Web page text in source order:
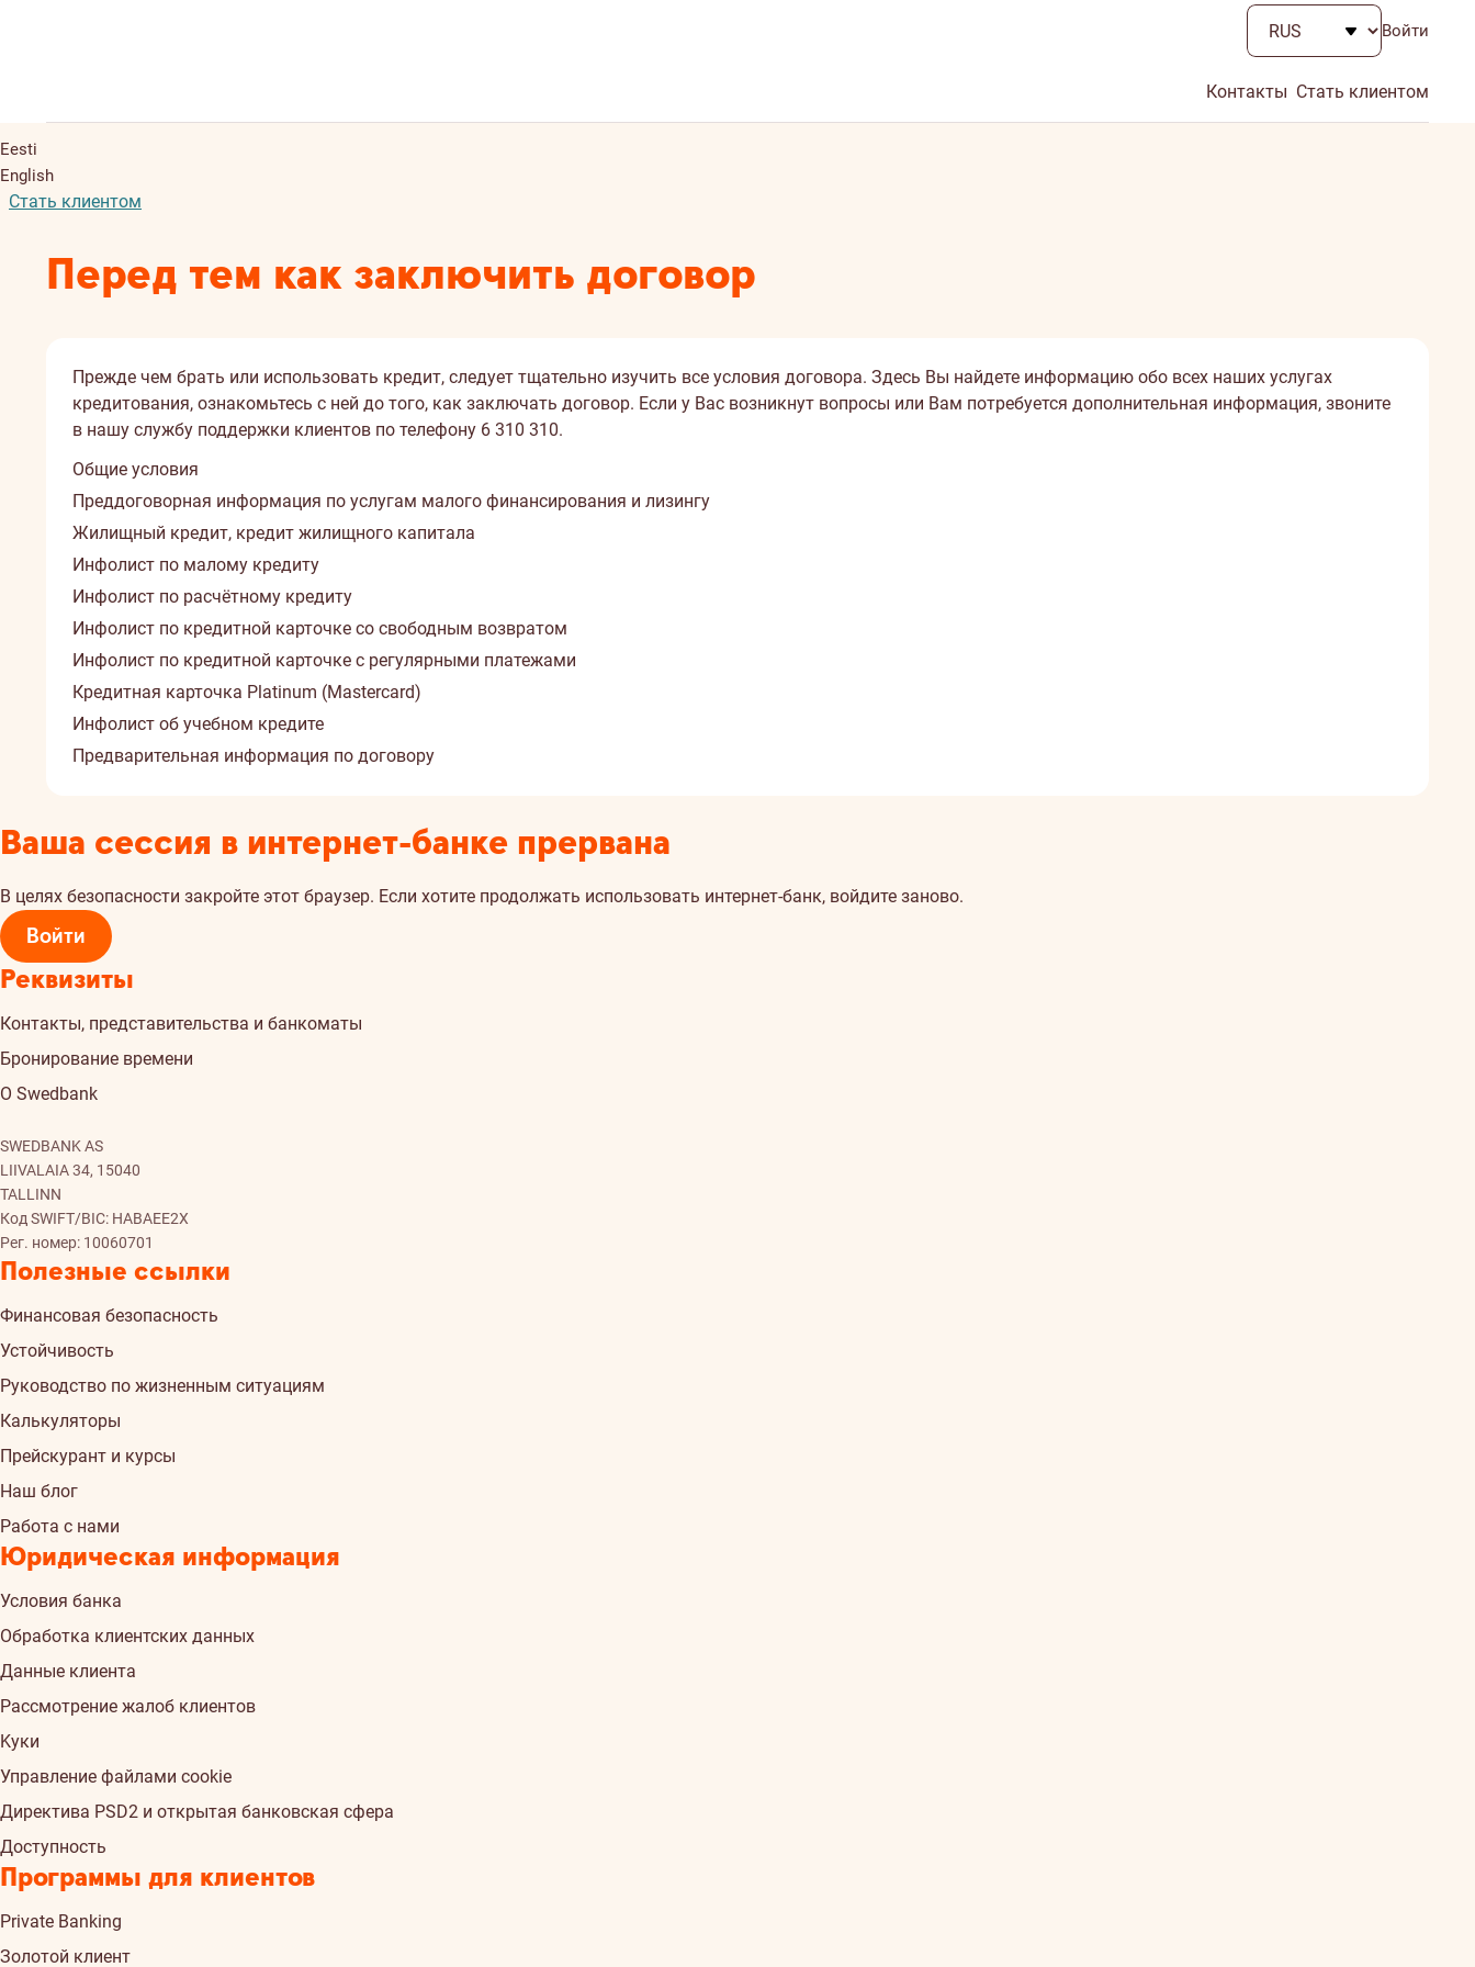
Войти
Контакты Стать клиентом
Eesti
English
Стать клиентом
Перед тем как заключить договор
Прежде чем брать или использовать кредит, следует тщательно изучить все условия договора. Здесь Вы найдете информацию обо всех наших услугах
кредитования, ознакомьтесь с ней до того, как заключать договор. Если у Вас возникнут вопросы или Вам потребуется дополнительная информация, звоните
в нашу службу поддержки клиентов по телефону 6 310 310.
Общие условия
Преддоговорная информация по услугам малого финансирования и лизингу
Жилищный кредит, кредит жилищного капитала
Инфолист по малому кредиту
Инфолист по расчётному кредиту
Инфолист по кредитной карточке со свободным возвратом
Инфолист по кредитной карточке с регулярными платежами
Кредитная карточка Platinum (Mastercard)
Инфолист об учебном кредите
Предварительная информация по договору
Ваша сессия в интернет-банке прервана
В целях безопасности закройте этот браузер. Если хотите продолжать использовать интернет-банк, войдите заново.
Войти
Реквизиты
Контакты, представительства и банкоматы
Бронирование времени
О Swedbank
SWEDBANK AS
LIIVALAIA 34, 15040
TALLINN
Код SWIFT/BIC: HABAEE2X
Рег. номер: 10060701
Полезные ссылки
Финансовая безопасность
Устойчивость
Руководство по жизненным ситуациям
Калькуляторы
Прейскурант и курсы
Наш блог
Работа с нами
Юридическая информация
Условия банка
Обработка клиентских данных
Данные клиента
Рассмотрение жалоб клиентов
Kуки
Управление файлами cookie
Директива PSD2 и открытая банковская сфера
Доступность
Программы для клиентов
Private Banking
Золотой клиент